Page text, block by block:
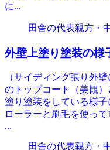
に...
田舎の代表親方・
外壁上塗り塗装の
（サイディング張り外
のトップコート（美観
塗り塗装をしている様
ローラーと刷毛を使っ
...
田舎の代表親方・